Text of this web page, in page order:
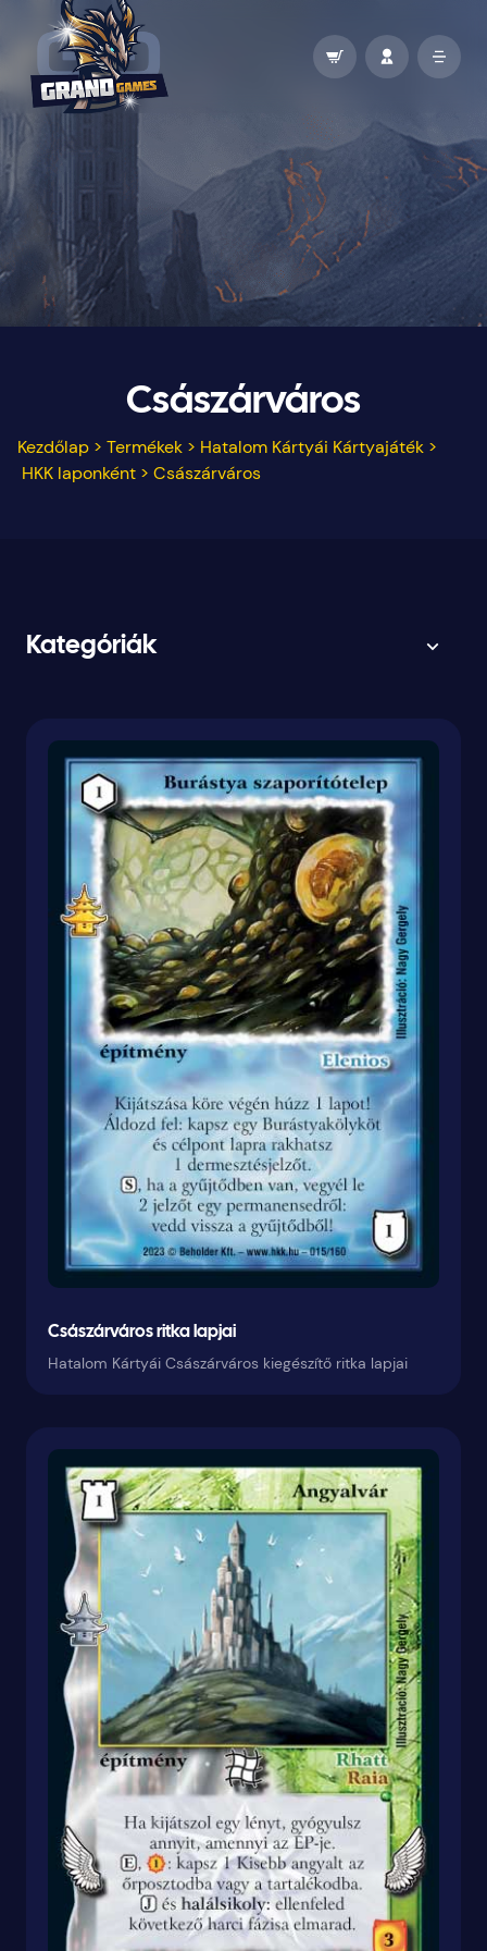
Császárváros
Kezdőlap > Termékek > Hatalom Kártyái Kártyajáték >
HKK laponként > Császárváros
Kategóriák
Császárváros ritka lapjai
Hatalom Kártyái Császárváros kiegészítő ritka lapjai